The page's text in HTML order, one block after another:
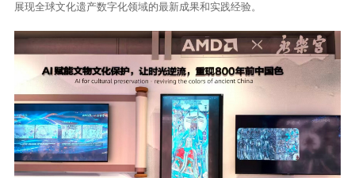
展现全球文化遗产数字化领域的最新成果和实践经验。